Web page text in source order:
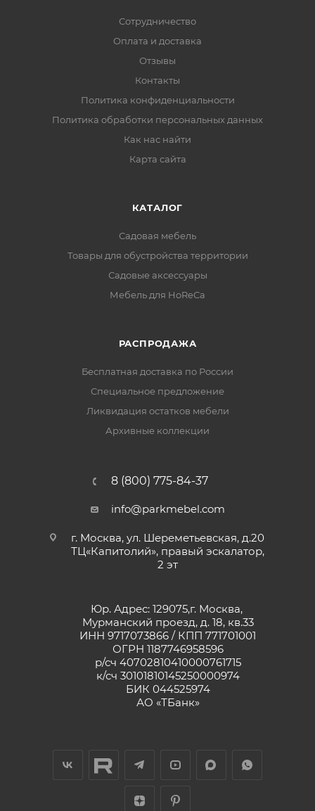
Сотрудничество
Оплата и доставка
Отзывы
Контакты
Политика конфиденциальности
Политика обработки персональных данных
Как нас найти
Карта сайта
КАТАЛОГ
Садовая мебель
Товары для обустройства территории
Садовые аксессуары
Мебель для HoReCa
РАСПРОДАЖА
Бесплатная доставка по России
Специальное предложение
Ликвидация остатков мебели
Архивные коллекции
8 (800) 775-84-37
info@parkmebel.com
г. Москва, ул. Шереметьевская, д.20
ТЦ«Капитолий», правый эскалатор,
2 эт
Юр. Адрес: 129075,г. Москва,
Мурманский проезд, д. 18, кв.33
ИНН 9717073866 / КПП 771701001
ОГРН 1187746958596
р/сч 40702810410000761715
к/сч 30101810145250000974
БИК 044525974
АО «ТБанк»